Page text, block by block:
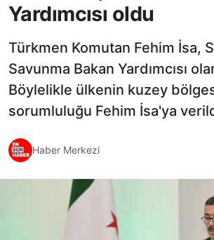
Yardımcısı oldu
Türkmen Komutan Fehim İsa,
Savunma Bakan Yardımcısı
Böylelikle ülkenin kuzey
sorumluluğu Fehim İsa'ya
Haber Merkezi